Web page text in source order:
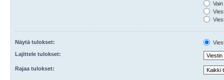
Näytä tulokset:
Lajittele tulokset:
Rajaa tulokset: